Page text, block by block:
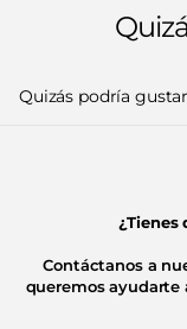
Quizás podría
¿Tienes
Contáctanos a
queremos ayudarte